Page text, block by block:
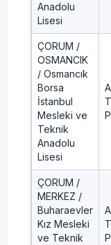
Anadolu
Lisesi
ÇORUM /
OSMANCIK
/ Osmancık
Borsa
İstanbul
Mesleki ve
Teknik
Anadolu
Lisesi
ÇORUM /
MERKEZ /
Buharaevler
Kız Mesleki
ve Teknik